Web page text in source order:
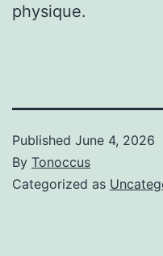
physique.
Published June 4, 2026
By Tonoccus
Categorized as